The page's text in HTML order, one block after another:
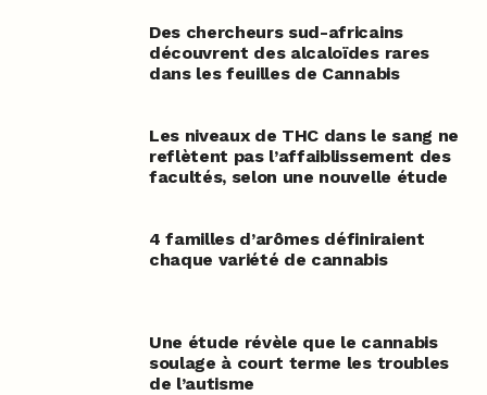
Des chercheurs sud-africains
découvrent des alcaloïdes rares
dans les feuilles de Cannabis
Les niveaux de THC dans le sang ne
reflètent pas l’affaiblissement des
facultés, selon une nouvelle étude
4 familles d’arômes définiraient
chaque variété de cannabis
Une étude révèle que le cannabis
soulage à court terme les troubles
de l’autisme